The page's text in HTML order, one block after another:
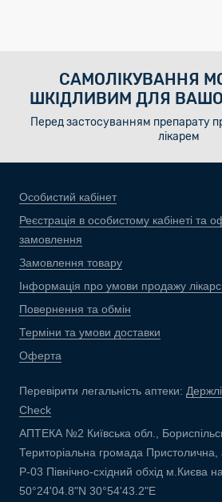
САМОЛІКУВАННЯ
ШКІДЛИВИМ ДЛЯ
Перед застосуванням препарату
лікарем
Особистий кабінет
Реєстрація в особистому кабінеті та
замовлення
Замовлення товару
Інформація про умови продажу
Повернення та обмін
Терміни та умови доставки
Оферта
Перевірити легальність аптеки:
Check
АПТЕКА №2 Київська обл.,
Територіальна громада Пристолична,
Р-03 Північно-східний обхід м.Києва
50°24'04.8"N 30°54'43.2"E